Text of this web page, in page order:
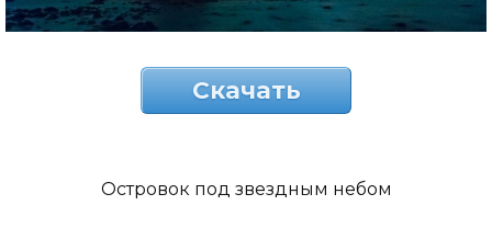
Скачать
Островок под звездным небом